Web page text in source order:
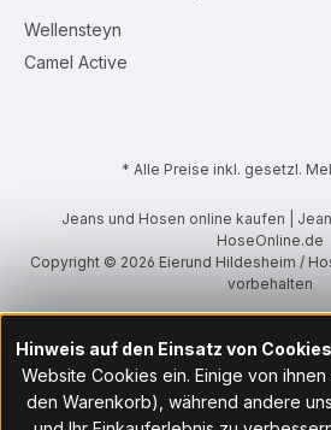
Wellensteyn
Camel Active
* Alle Preise inkl. gesetzl.
Jeans und Hosen online kaufen |
HoseOnline.de
Copyright © 2026 Eierund Hildesheim /
vorbehalten
Hinweis auf den Einsatz von
Website Cookies ein. Einige von
den Warenkorb), während andere